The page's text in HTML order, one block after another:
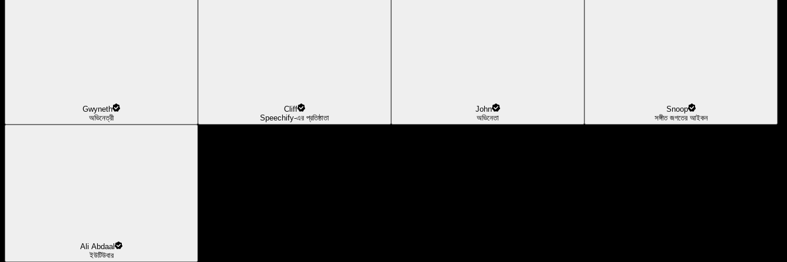
Gwyneth
অভিনেত্রী
Cliff
Speechify-এর প্রতিষ্ঠাতা
John
অভিনেতা
Snoop
সঙ্গীত জগতের আইকন
Ali Abdaal
ইউটিউবার